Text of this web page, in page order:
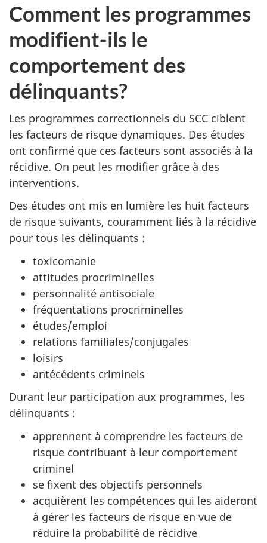
Comment les programmes
modifient-ils le
comportement des
délinquants?
Les programmes correctionnels du SCC ciblent
les facteurs de risque dynamiques. Des études
ont confirmé que ces facteurs sont associés à la
récidive. On peut les modifier grâce à des
interventions.
Des études ont mis en lumière les huit facteurs
de risque suivants, couramment liés à la récidive
pour tous les délinquants :
toxicomanie
attitudes procriminelles
personnalité antisociale
fréquentations procriminelles
études/emploi
relations familiales/conjugales
loisirs
antécédents criminels
Durant leur participation aux programmes, les
délinquants :
apprennent à comprendre les facteurs de
risque contribuant à leur comportement
criminel
se fixent des objectifs personnels
acquièrent les compétences qui les aideront
à gérer les facteurs de risque en vue de
réduire la probabilité de récidive